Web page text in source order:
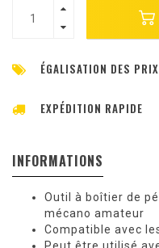
ÉGALISATION DES PRIX
EXPÉDITION RAPIDE
INFORMATIONS
Outil à boîtier de
mécano amateur
Compatible avec